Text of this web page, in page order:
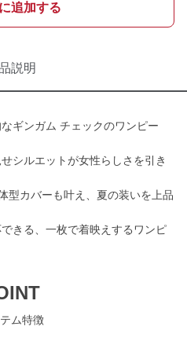
追加する
説明
ギンガム チェックのワンピー
シルエットが女性らしさを引き
型カバーも叶え、夏の装いを上品
きる、一枚で着映えするワンピ
ム特徴